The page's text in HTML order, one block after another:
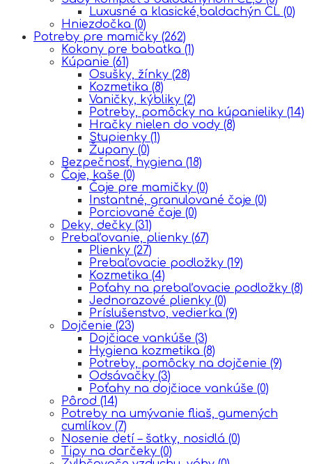
Luxusné a klasické,baldachýn CL (0)
Hniezdočka (0)
Potreby pre mamičky (262)
Kokony pre babatka (1)
Kúpanie (61)
Osušky, žínky (28)
Kozmetika (8)
Vaničky, kýbliky (2)
Potreby, pomôcky na kúpanieliky (14)
Hračky nielen do vody (8)
Stupienky (1)
Župany (0)
Bezpečnosť, hygiena (18)
Čaje, kaše (0)
Čaje pre mamičky (0)
Instantné, granulované čaje (0)
Porciované čaje (0)
Deky, dečky (31)
Prebaľovanie, plienky (67)
Plienky (27)
Prebaľovacie podložky (19)
Kozmetika (4)
Poťahy na prebaľovacie podložky (8)
Jednorazové plienky (0)
Príslušenstvo, vedierka (9)
Dojčenie (23)
Dojčiace vankúše (3)
Hygiena kozmetika (8)
Potreby, pomôcky na dojčenie (9)
Odsávačky (3)
Poťahy na dojčiace vankúše (0)
Pôrod (14)
Potreby na umývanie fliaš, gumených
cumlíkov (7)
Nosenie detí – šatky, nosidlá (0)
Tipy na darčeky (0)